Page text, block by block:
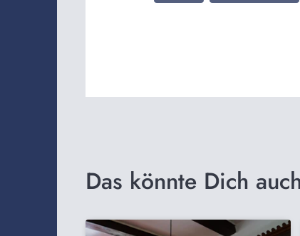
Das könnte Dich